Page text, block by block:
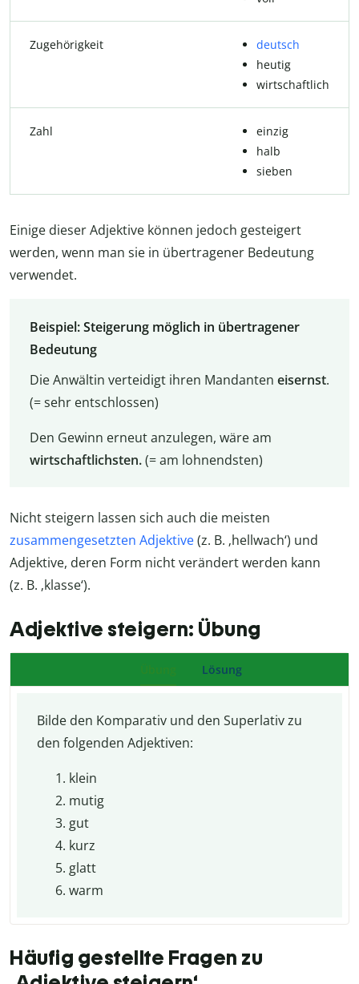
Zugehörigkeit
deutsch
heutig
wirtschaftlich
Zahl
einzig
halb
sieben
Einige dieser Adjektive können jedoch gesteigert
werden, wenn man sie in übertragener Bedeutung
verwendet.
Beispiel: Steigerung möglich in übertragener
Bedeutung
Die Anwältin verteidigt ihren Mandanten eisernst.
(= sehr entschlossen)
Den Gewinn erneut anzulegen, wäre am
wirtschaftlichsten.(= am lohnendsten)
Nicht steigern lassen sich auch die meisten
zusammengesetzten Adjektive(z. B. ‚hellwach‘) und
Adjektive, deren Form nicht verändert werden kann
(z. B. ‚klasse‘).
Adjektive steigern: Übung
Lösung
Bilde den Komparativ und den Superlativ zu
den folgenden Adjektiven:
klein
mutig
gut
kurz
glatt
warm
Häufig gestellte Fragen zu